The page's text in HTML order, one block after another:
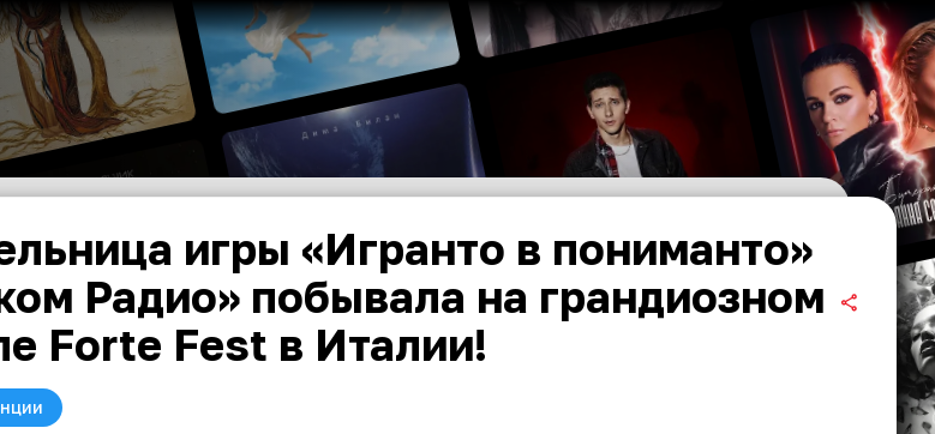
игры «Игранто в пониманто»
Радио» побывала на грандиозном
Forte Fest в Италии!